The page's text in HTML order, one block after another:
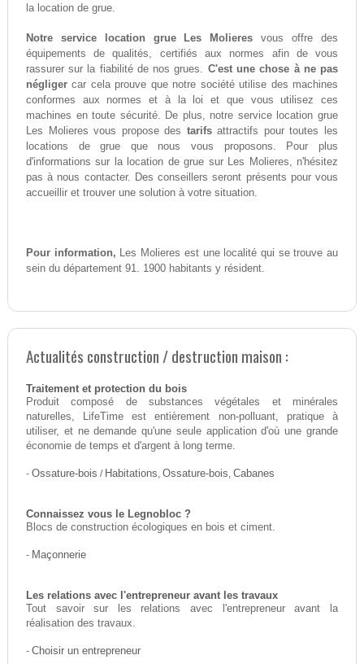
la location de grue.
Notre service location grue Les Molieres vous offre des
équipements de qualités, certifiés aux normes afin de vous
rassurer sur la fiabilité de nos grues. C'est une chose à ne pas
négligercar cela prouve que notre société utilise des machines
conformes aux normes et à la loi et que vous utilisez ces
machines en toute sécurité. De plus, notre service location grue
Les Molieres vous propose des tarifsattractifs pour toutes les
locations de grue que nous vous proposons. Pour plus
d'informations sur la location de grue sur Les Molieres, n'hésitez
pas à nous contacter. Des conseillers seront présents pour vous
accueillir et trouver une solution à votre situation.
Pour information, Les Molieres est une localité qui se trouve au
sein du département 91. 1900 habitants y résident.
Actualités construction / destruction maison :
Traitement et protection du bois
Produit composé de substances végétales et minérales
naturelles, LifeTime est entièrement non-polluant, pratique à
utiliser, et ne demande qu'une seule application d'où une grande
économie de temps et d'argent à long terme.
- Ossature-bois / Habitations, Ossature-bois, Cabanes
Connaissez vous le Legnobloc ?
Blocs de construction écologiques en bois et ciment.
- Maçonnerie
Les relations avec l'entrepreneur avant les travaux
Tout savoir sur les relations avec l'entrepreneur avant la
réalisation des travaux.
- Choisir un entrepreneur